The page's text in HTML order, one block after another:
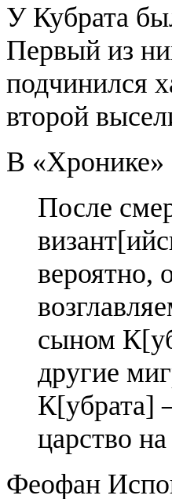
У Кубрата
Первый из
подчинился
второй
В «Хронике»
После
сыном
другие
К[убрата]
царство
Феофан